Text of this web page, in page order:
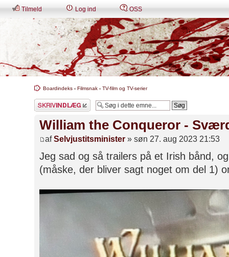
Tilmeld Log ind OSS
Boardindeks ‹ Filmsnak ‹ TV-film og TV-serier
Skriv et svar
William the Conqueror -
afSelvjustitsminister » søn 27. aug 2023 21:53
Jeg sad og så trailers på et Irish bånd,
(måske, der bliver sagt noget om del 1)